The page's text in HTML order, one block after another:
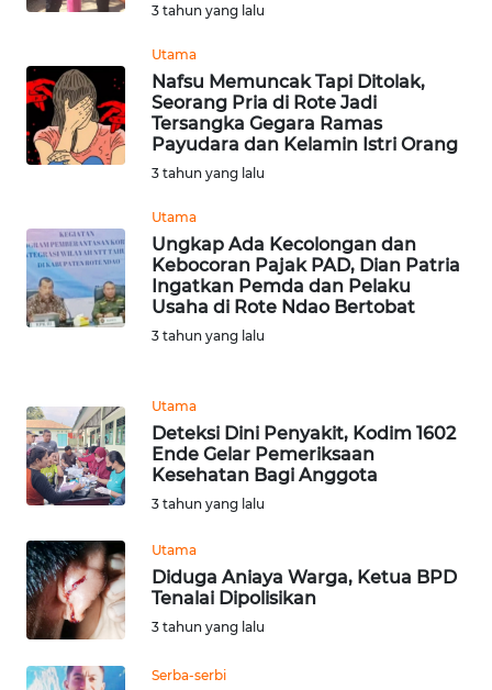
3 tahun yang lalu
Utama
Nafsu Memuncak Tapi Ditolak,
Seorang Pria di Rote Jadi
Tersangka Gegara Ramas
Payudara dan Kelamin Istri Orang
3 tahun yang lalu
Utama
Ungkap Ada Kecolongan dan
Kebocoran Pajak PAD, Dian Patria
Ingatkan Pemda dan Pelaku
Usaha di Rote Ndao Bertobat
3 tahun yang lalu
Utama
Deteksi Dini Penyakit, Kodim 1602
Ende Gelar Pemeriksaan
Kesehatan Bagi Anggota
3 tahun yang lalu
Utama
Diduga Aniaya Warga, Ketua BPD
Tenalai Dipolisikan
3 tahun yang lalu
Serba-serbi
DANAU
WN
NIAS
WN
TAPANULI
SELATAN
LESUNG
WN
KARO
WN
SIMALUNGUN
WN